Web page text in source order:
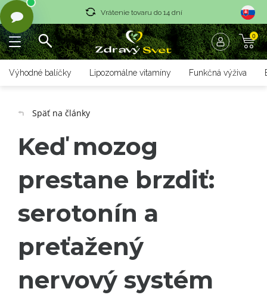
Vrátenie tovaru do 14 dní
Rýchle dodanie <36 hod 0
Výhodné balíčky Lipozomálne vitamíny Funkčná výživa
Späť na články
Keď mozog
prestane brzdiť:
serotonín a
preťažený
nervový systém